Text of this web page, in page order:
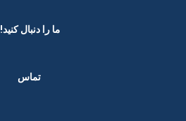
ما را دنبال کنید! ​
تماس